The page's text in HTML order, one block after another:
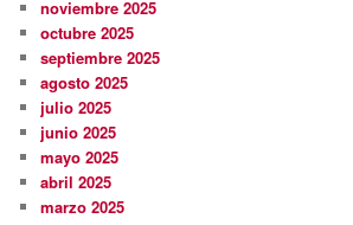
noviembre 2025
octubre 2025
septiembre 2025
agosto 2025
julio 2025
junio 2025
mayo 2025
abril 2025
marzo 2025